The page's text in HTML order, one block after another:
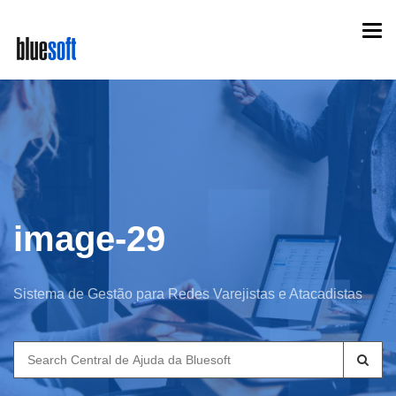
main
content
image-29
Sistema de Gestão para Redes Varejistas e Atacadistas
Search
for: